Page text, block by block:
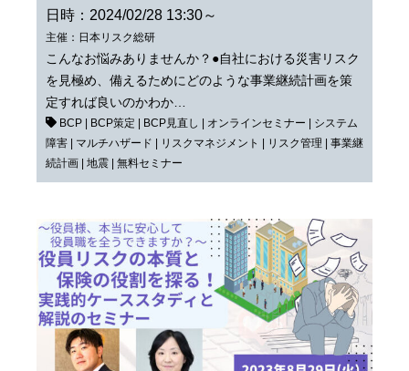
日時：2024/02/28 13:30～
主催：日本リスク総研
こんなお悩みありませんか？●自社における災害リスク
を見極め、備えるためにどのような事業継続計画を策
定すれば良いのかわか…
BCP BCP策定 BCP見直し オンラインセミナー
システム
障害
マルチハザード リスクマネジメント リスク管理
事業継
続計画
地震 無料セミナー